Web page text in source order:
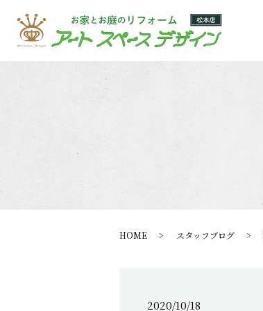
HOME スタッフブログ
2020/10/18